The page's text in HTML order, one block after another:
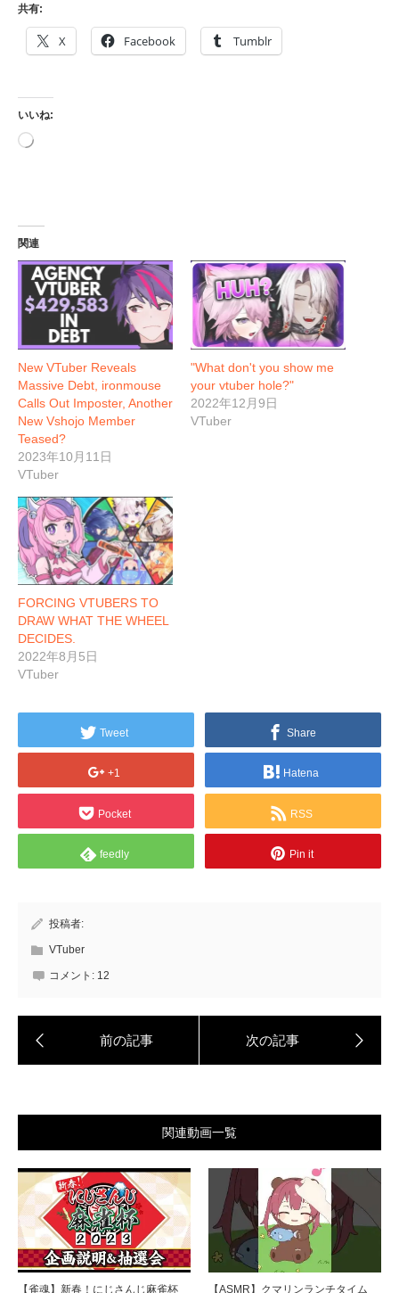
共有:
X Facebook Tumblr
いいね:
読
み
関連
New VTuber Reveals
Massive Debt, ironmouse
Calls Out Imposter, Another
New Vshojo Member
Teased?
2023年10月11日
VTuber
"What don't you show me
your vtuber hole?"
2022年12月9日
VTuber
FORCING VTUBERS TO
DRAW WHAT THE WHEEL
DECIDES.
2022年8月5日
VTuber
Tweet Share
+1 Hatena
Pocket RSS
feedly Pin it
投稿者:
VTuber
コメント: 12
関連動画一覧
【雀魂】新春！にじさんじ麻雀杯
【ASMR】クマリンランチタイム